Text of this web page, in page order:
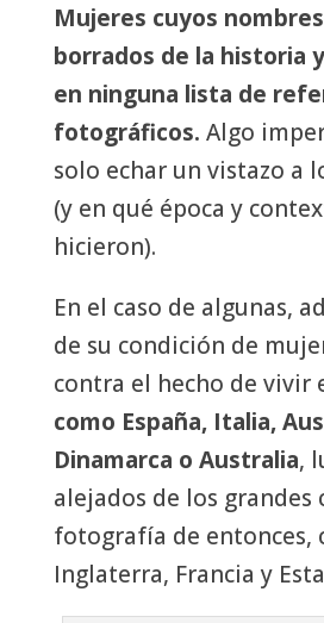
Mujeres cuyos
borrados de la historia
en ninguna lista de
fotográficos. Algo
solo echar un vistazo a
(y en qué época y
hicieron).
En el caso de algunas,
de su condición de
contra el hecho de vivir
como España, Italia,
Dinamarca o Australia,
alejados de los grandes
fotografía de entonces,
Inglaterra, Francia y